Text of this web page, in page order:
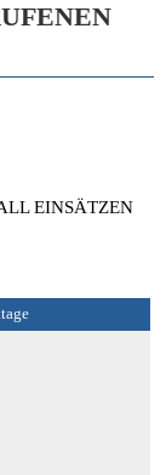
EINSÄTZEN